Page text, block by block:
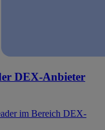
DEX-Anbieter
im Bereich DEX-